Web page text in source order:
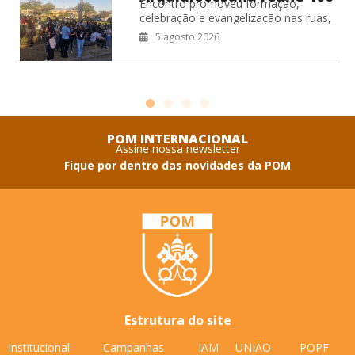
jovens no RJ
Encontro promoveu formação,
celebração e evangelização nas ruas,
fortalecendo o compromisso missionário
da juventude da Arquidiocese de São
Sebastião do Rio de Janeiro.
5 agosto 2026
POM INTERNACIONAL
Assine nossa newsletter
Fique por dentro das novidades da POM
Estrutura do site
Institucional Campanhas IAM UNIÃO POPF